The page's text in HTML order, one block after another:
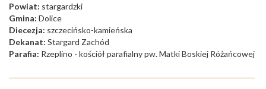
Powiat: stargardzki
Gmina: Dolice
Diecezja: szczecińsko-kamieńska
Dekanat: Stargard Zachód
Parafia: Rzeplino - kościół parafialny pw. Matki Boskiej Różańcowej